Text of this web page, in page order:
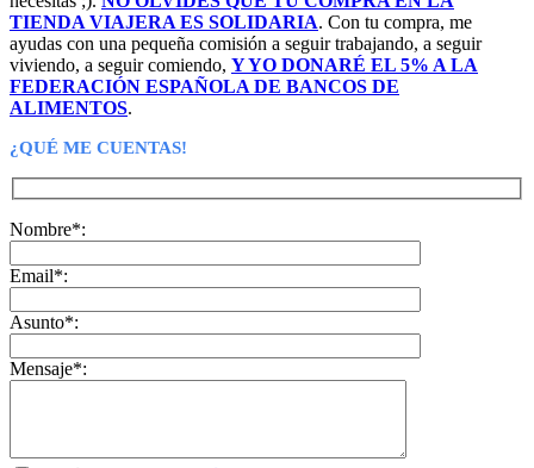
TIENDA VIAJERA ES SOLIDARIA. Con tu compra, me
ayudas con una pequeña comisión a seguir trabajando, a seguir
viviendo, a seguir comiendo, Y YO DONARÉ EL 5% A LA
FEDERACIÓN ESPAÑOLA DE BANCOS DE
ALIMENTOS.
¿QUÉ ME CUENTAS!
Nombre*:
Email*:
Asunto*:
Mensaje*: